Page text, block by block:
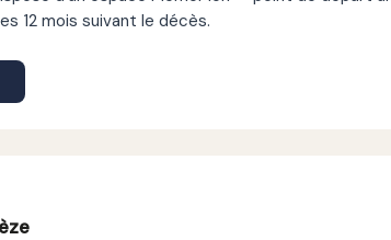
12 mois suivant le décès.